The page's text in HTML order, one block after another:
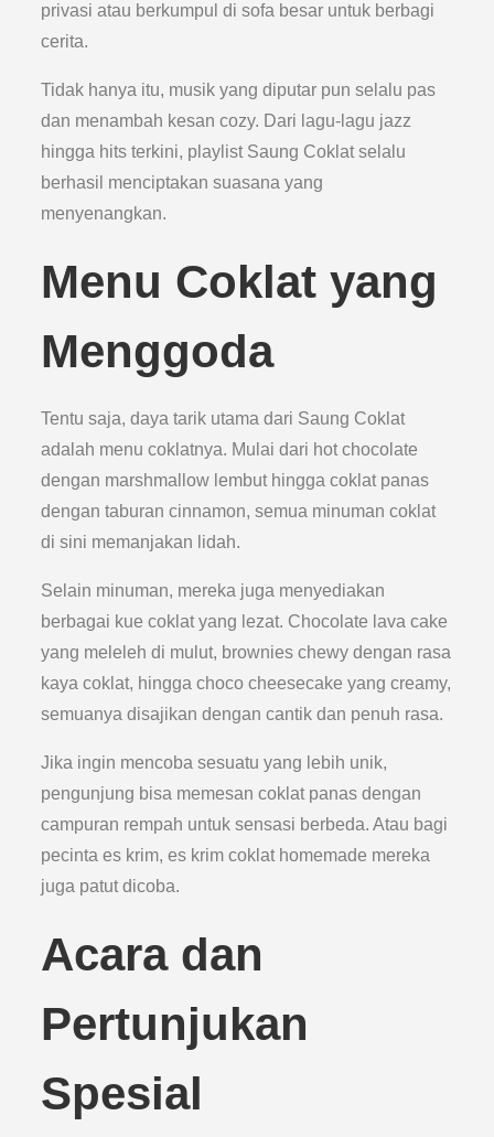
privasi atau berkumpul di sofa besar untuk berbagi
cerita.
Tidak hanya itu, musik yang diputar pun selalu pas
dan menambah kesan cozy. Dari lagu-lagu jazz
hingga hits terkini, playlist Saung Coklat selalu
berhasil menciptakan suasana yang
menyenangkan.
Menu Coklat yang
Menggoda
Tentu saja, daya tarik utama dari Saung Coklat
adalah menu coklatnya. Mulai dari hot chocolate
dengan marshmallow lembut hingga coklat panas
dengan taburan cinnamon, semua minuman coklat
di sini memanjakan lidah.
Selain minuman, mereka juga menyediakan
berbagai kue coklat yang lezat. Chocolate lava cake
yang meleleh di mulut, brownies chewy dengan rasa
kaya coklat, hingga choco cheesecake yang creamy,
semuanya disajikan dengan cantik dan penuh rasa.
Jika ingin mencoba sesuatu yang lebih unik,
pengunjung bisa memesan coklat panas dengan
campuran rempah untuk sensasi berbeda. Atau bagi
pecinta es krim, es krim coklat homemade mereka
juga patut dicoba.
Acara dan
Pertunjukan
Spesial